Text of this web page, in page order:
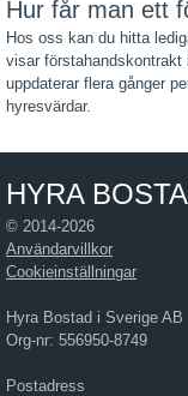
Hur får man ett
Hos oss kan du hitta
visar förstahandskontrakt
uppdaterar flera gånger
hyresvärdar.
HYRA
© 2014-2026
Användarvillkor
Cookieinställningar
Hyra Bostad i Sverige AB
Org-nr: 556950-8749
Postadress